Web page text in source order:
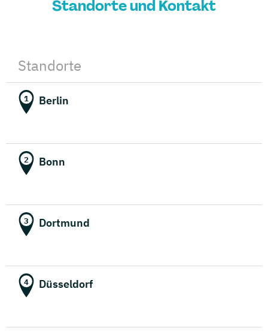
Standorte und Kontakt
Standorte
1 Berlin
2 Bonn
3 Dortmund
4 Düsseldorf